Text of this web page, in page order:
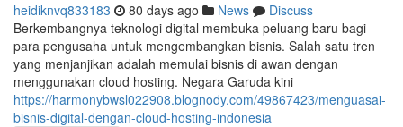
heidiknvq833183 80 days ago News
Discuss
Berkembangnya teknologi digital membuka peluang baru bagi
para pengusaha untuk mengembangkan bisnis. Salah satu tren
yang menjanjikan adalah memulai bisnis di awan dengan
menggunakan cloud hosting. Negara Garuda kini
https://harmonybwsl022908.blognody.com/49867423/menguasai-
bisnis-digital-dengan-cloud-hosting-indonesia